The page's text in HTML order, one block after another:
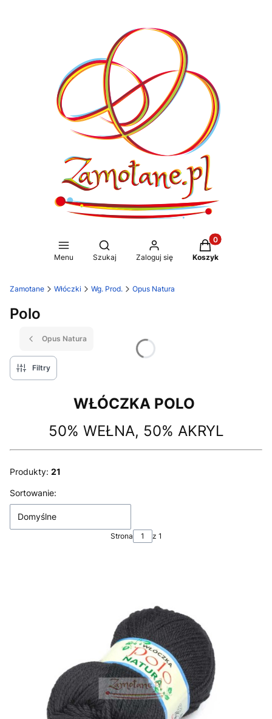
Menu
Otwórz wyszukiwarkę
Szukaj Zaloguj się
Produkty w
Koszyk
Zamotane Włóczki Wg. Prod. Opus Natura
Polo
Opus Natura
Filtry
WŁÓCZKA POLO
50% WEŁNA, 50% AKRYL
Produkty: 21
Lista produktów
Sortowanie:
Domyślne
Strona z 1